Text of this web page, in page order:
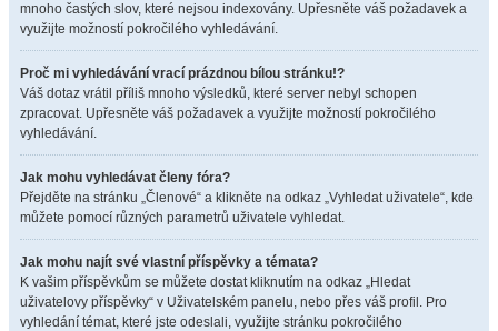
mnoho častých slov, které nejsou indexovány. Upřesněte váš požadavek a
využijte možností pokročilého vyhledávání.
Proč mi vyhledávání vrací prázdnou bílou stránku!?
Váš dotaz vrátil příliš mnoho výsledků, které server nebyl schopen
zpracovat. Upřesněte váš požadavek a využijte možností pokročilého
vyhledávání.
Jak mohu vyhledávat členy fóra?
Přejděte na stránku „Členové“ a klikněte na odkaz „Vyhledat uživatele“, kde
můžete pomocí různých parametrů uživatele vyhledat.
Jak mohu najít své vlastní příspěvky a témata?
K vašim příspěvkům se můžete dostat kliknutím na odkaz „Hledat
uživatelovy příspěvky“ v Uživatelském panelu, nebo přes váš profil. Pro
vyhledání témat, které jste odeslali, využijte stránku pokročilého